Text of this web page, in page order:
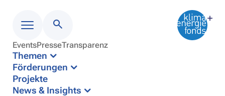
Menü
EventsPresseTransparenz
Themen
Förderungen
Projekte
News & Insights